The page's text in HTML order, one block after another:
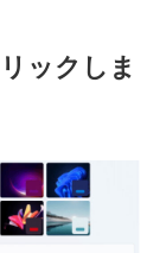
ックしま